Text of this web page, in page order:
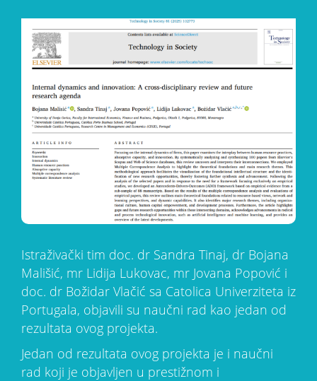
Istraživački tim doc. dr Sandra Tinaj, dr Bojana
Mališić, mr Lidija Lukovac, mr Jovana Popović i
doc. dr Božidar Vlačić sa Catolica Univerziteta iz
Portugala, objavili su naučni rad kao jedan od
rezultata ovog projekta.
Jedan od rezultata ovog projekta je i naučni
rad koji je objavljen u prestižnom i